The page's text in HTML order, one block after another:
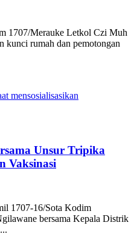
1707/Merauke Letkol Czi Muh
kunci rumah dan pemotongan
Unsur Tripika
Vaksinasi
1707-16/Sota Kodim
bersama Kepala Distrik